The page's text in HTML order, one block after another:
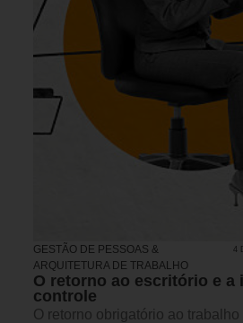
GESTÃO DE PESSOAS &
ARQUITETURA DE TRABALHO
4
O retorno ao escritório e a
controle
O retorno obrigatório ao